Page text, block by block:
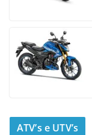
ATV’s e UTV’s